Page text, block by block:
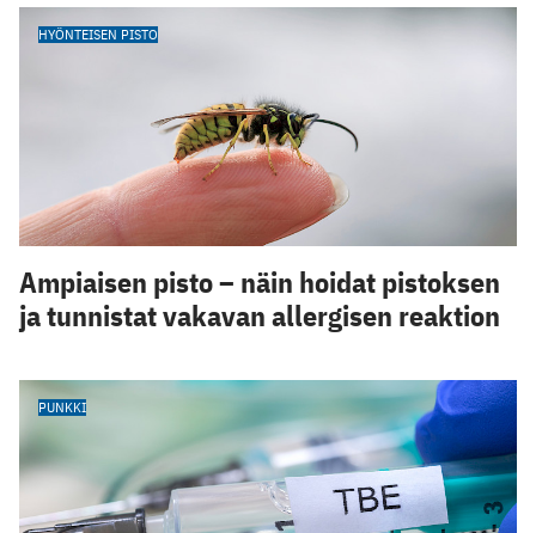
HYÖNTEISEN PISTO
Ampiaisen pisto – näin hoidat pistoksen
ja tunnistat vakavan allergisen reaktion
PUNKKI